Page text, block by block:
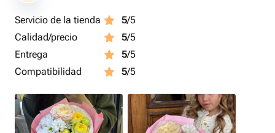
Servicio de la tienda 5/5
Calidad/precio
5/5
Entrega
5/5
Compatibilidad
5/5